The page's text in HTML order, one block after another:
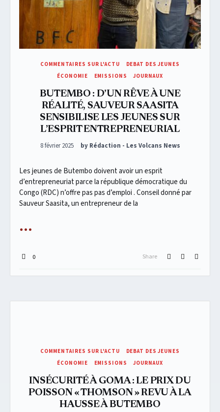
COMMENTAIRES SUR L'ACTU
DEBAT DES JEUNES
ÉCONOMIE
EMISSIONS JOURNAUX
BUTEMBO : D’UN RÊVE À UNE
RÉALITÉ, SAUVEUR SAASITA
SENSIBILISE LES JEUNES SUR
L’ESPRIT ENTREPRENEURIAL
Posted on
8 février 2025 by Rédaction - Les Volcans News
Les jeunes de Butembo doivent avoir un esprit
d’entrepreneuriat parce la république démocratique du
Congo (RDC) n’offre pas pas d’emploi . Conseil donné par
Sauveur Saasita, un entrepreneur de la
0 Share
COMMENTAIRES SUR L'ACTU
DEBAT DES JEUNES
ÉCONOMIE
EMISSIONS JOURNAUX
INSÉCURITÉ À GOMA : LE PRIX DU
POISSON « THOMSON » REVU À LA
HAUSSE À BUTEMBO